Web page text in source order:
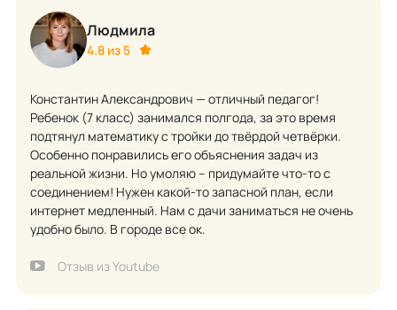
Людмила
4.8 из 5
Константин Александрович — отличный педагог!
Ребенок (7 класс) занимался полгода, за это время
подтянул математику с тройки до твёрдой четвёрки.
Особенно понравились его объяснения задач из
реальной жизни. Но умоляю – придумайте что-то с
соединением! Нужен какой-то запасной план, если
интернет медленный. Нам с дачи заниматься не очень
удобно было. В городе все ок.
Отзыв из Youtube